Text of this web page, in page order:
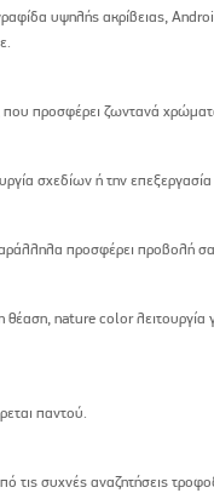
υψηλής ακρίβειας,
προσφέρει ζωντανά
σχεδίων ή την επεξεργασία
προσφέρει προβολή
nature color
παντού.
τις συχνές αναζητήσεις